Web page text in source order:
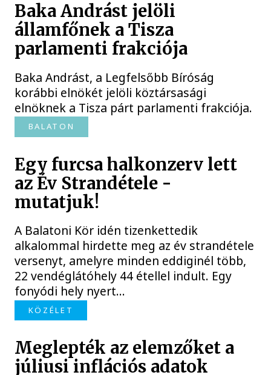
Baka Andrást jelöli
államfőnek a Tisza
parlamenti frakciója
Baka Andrást, a Legfelsőbb Bíróság
korábbi elnökét jelöli köztársasági
elnöknek a Tisza párt parlamenti frakciója.
BALATON
Egy furcsa halkonzerv lett
az Év Strandétele -
mutatjuk!
A Balatoni Kör idén tizenkettedik
alkalommal hirdette meg az év strandétele
versenyt, amelyre minden eddiginél több,
22 vendéglátóhely 44 étellel indult. Egy
fonyódi hely nyert...
KÖZÉLET
Meglepték az elemzőket a
júliusi inflációs adatok